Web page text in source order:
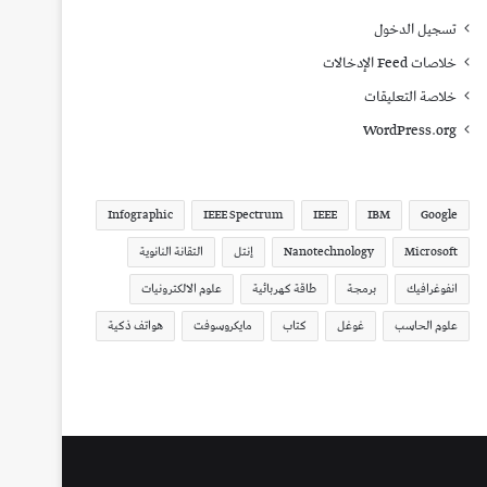
تسجيل الدخول
خلاصات Feed الإدخالات
خلاصة التعليقات
WordPress.org
Google
IBM
IEEE
IEEE Spectrum
Infographic
Microsoft
Nanotechnology إنتل
التقانة النانوية
انفوغرافيك
برمجة طاقة كهربائية
علوم الالكترونيات
علوم الحاسب
غوغل كتاب مايكروسوفت هواتف ذكية